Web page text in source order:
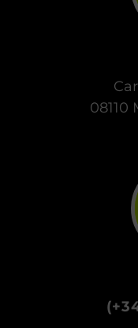
08110